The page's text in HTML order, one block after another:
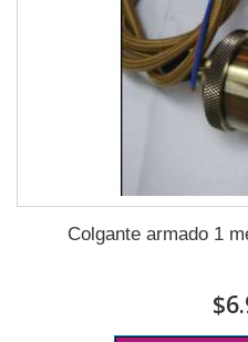
Colgante armado 1